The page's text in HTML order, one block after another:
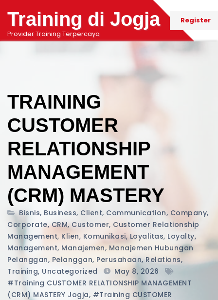
Training di Jogja
Provider Training Terpercaya
Register
TRAINING
CUSTOMER
RELATIONSHIP
MANAGEMENT
(CRM) MASTERY
Bisnis, Business, Client, Communication, Company,
Corporate,CRM, Customer, Customer Relationship
Management, Klien, Komunikasi, Loyalitas, Loyalty,
Management, Manajemen, Manajemen Hubungan
Pelanggan, Pelanggan, Perusahaan,Relations,
Training, Uncategorized
May 8, 2026
#training CUSTOMER RELATIONSHIP MANAGEMENT
(CRM) MASTERY Jogja, #training CUSTOMER